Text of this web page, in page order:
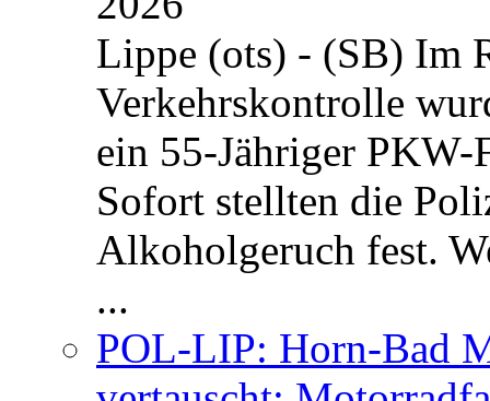
Lippe (ots) - (SB) Im
Verkehrskontrolle
ein 55-Jähriger PKW-
Sofort stellten die
Alkoholgeruch fest.
...
POL-LIP: Horn-Bad